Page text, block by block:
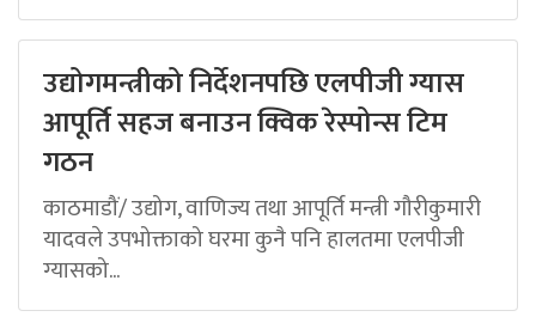
उद्योगमन्त्रीको निर्देशनपछि एलपीजी ग्यास
आपूर्ति सहज बनाउन क्विक रेस्पोन्स टिम
गठन
काठमाडौं/ उद्योग, वाणिज्य तथा आपूर्ति मन्त्री गौरीकुमारी
यादवले उपभोक्ताको घरमा कुनै पनि हालतमा एलपीजी
ग्यासको...